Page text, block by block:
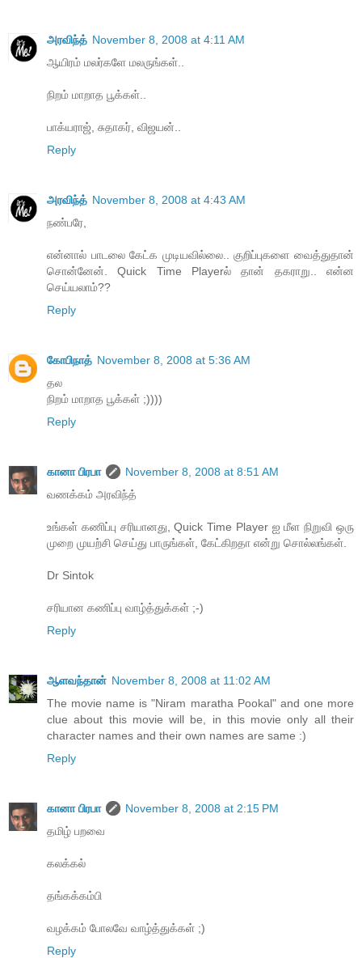
அரவிந்த் November 8, 2008 at 4:11 AM
ஆயிரம் மலர்களே மலருங்கள்..
நிறம் மாறாத பூக்கள்..
பாக்யராஜ், சுதாகர், விஜயன்..
Reply
அரவிந்த் November 8, 2008 at 4:43 AM
நண்பரே,
என்னால் பாடலை கேட்க முடியவில்லை.. குறிப்புகளை வைத்துதான்
சொன்னேன். Quick Time Playerல் தான் தகராறு.. என்ன
செய்யலாம்??
Reply
கோபிநாத் November 8, 2008 at 5:36 AM
தல
நிறம் மாறாத பூக்கள் ;))))
Reply
கானா பிரபா
November 8, 2008 at 8:51 AM
வணக்கம் அரவிந்த்
உங்கள் கணிப்பு சரியானது, Quick Time Player ஐ மீள நிறுவி ஒரு
முறை முயற்சி செய்து பாருங்கள், கேட்கிறதா என்று சொல்லங்கள்.
Dr Sintok
சரியான கணிப்பு வாழ்த்துக்கள் ;-)
Reply
ஆளவந்தான் November 8, 2008 at 11:02 AM
The movie name is "Niram maratha Pookal" and one more
clue about this movie will be, in this movie only all their
character names and their own names are same :)
Reply
கானா பிரபா
November 8, 2008 at 2:15 PM
தமிழ் பறவை
கலக்கல்
தங்கக்கம்பி
வழக்கம் போலவே வாழ்த்துக்கள் ;)
Reply